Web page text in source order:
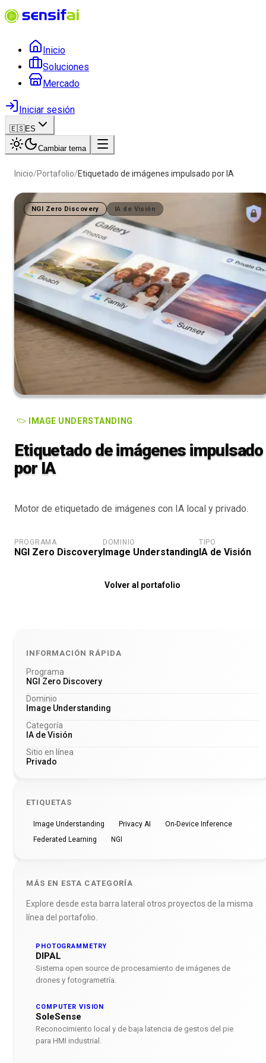
Inicio
Soluciones
Mercado
Iniciar sesión
🇪🇸ES
Cambiar tema
Inicio/Portafolio/Etiquetado de imágenes impulsado por IA
NGI Zero Discovery IA de Visión
IMAGE UNDERSTANDING
Etiquetado de imágenes impulsado
por IA
Motor de etiquetado de imágenes con IA local y privado.
PROGRAMA
NGI Zero Discovery
DOMINIO
Image Understanding
TIPO
IA de Visión
Volver al portafolio
INFORMACIÓN RÁPIDA
Programa
NGI Zero Discovery
Dominio
Image Understanding
Categoría
IA de Visión
Sitio en línea
Privado
ETIQUETAS
Image Understanding Privacy AI
On-Device Inference
Federated Learning
NGI
MÁS EN ESTA CATEGORÍA
Explore desde esta barra lateral otros proyectos de la misma
línea del portafolio.
PHOTOGRAMMETRY
DIPAL
Sistema open source de procesamiento de imágenes de
drones y fotogrametría.
COMPUTER VISION
SoleSense
Reconocimiento local y de baja latencia de gestos del pie
para HMI industrial.